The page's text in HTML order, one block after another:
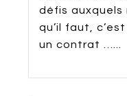
défis auxquels
qu’il faut,
un contrat …...